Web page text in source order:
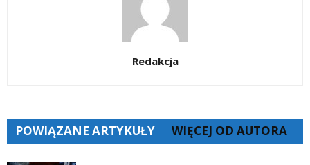
Redakcja
POWIĄZANE ARTYKUŁY WIĘCEJ OD AUTORA